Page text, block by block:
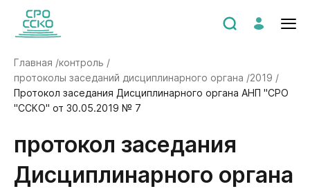
Главная /контроль /
протоколы заседаний дисциплинарного органа /2019 /
Протокол заседания Дисциплинарного органа АНП "СРО
"ССКО" от 30.05.2019 № 7
Протокол заседания
Дисциплинарного органа